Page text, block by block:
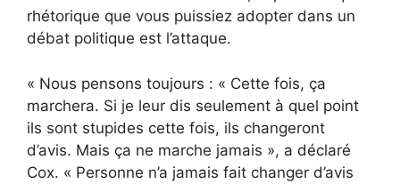
rhétorique que vous puissiez adopter dans un
débat politique est l’attaque.
« Nous pensons toujours : « Cette fois, ça
marchera. Si je leur dis seulement à quel point
ils sont stupides cette fois, ils changeront
d’avis. Mais ça ne marche jamais », a déclaré
Cox. « Personne n’a jamais fait changer d’avis